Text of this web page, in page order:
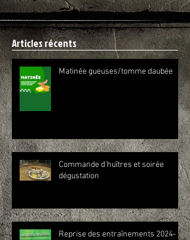
Articles récents
Matinée gueuses/tomme daubée
Commande d'huîtres et soirée
dégustation
Reprise des entraînements 2024-